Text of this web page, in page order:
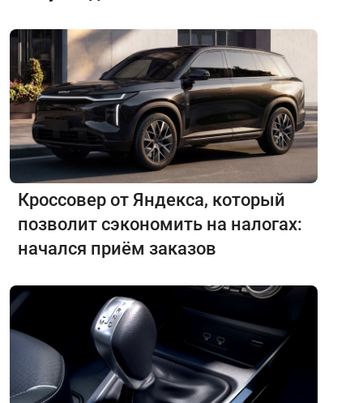
Кроссовер от Яндекса, который
позволит сэкономить на налогах:
начался приём заказов